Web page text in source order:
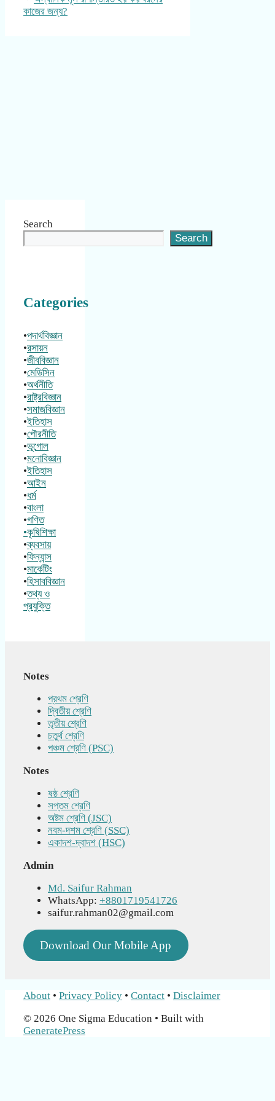
কাজের জন্য?
Search
Search
Categories
•পদার্থবিজ্ঞান
•রসায়ন
•জীববিজ্ঞান
•মেডিসিন
•অর্থনীতি
•রাষ্ট্রবিজ্ঞান
•সমাজবিজ্ঞান
•ইতিহাস
•পৌরনীতি
•ভূগোল
•মনোবিজ্ঞান
•ইতিহাস
•আইন
•ধর্ম
•বাংলা
•গণিত
•কৃষিশিক্ষা
•ব্যবসায়
•ফিন্যান্স
•মার্কেটিং
•হিসাববিজ্ঞান
•তথ্য ও
প্রযুক্তি
Notes
প্রথম শ্রেণি
দ্বিতীয় শ্রেণি
তৃতীয় শ্রেণি
চতুর্থ শ্রেণি
পঞ্চম শ্রেণি (PSC)
Notes
ষষ্ঠ শ্রেণি
সপ্তম শ্রেণি
অষ্টম শ্রেণি (JSC)
নবম-দশম শ্রেণি (SSC)
একাদশ-দ্বাদশ (HSC)
Admin
Md. Saifur Rahman
WhatsApp: +8801719541726
saifur.rahman02@gmail.com
Download Our Mobile App
About • Privacy Policy • Contact • Disclaimer
© 2026 One Sigma Education • Built with
GeneratePress